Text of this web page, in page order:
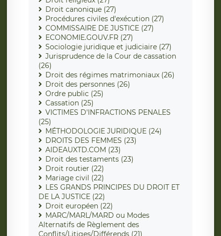
Droit canonique (27)
Procédures civiles d'exécution (27)
COMMISSAIRE DE JUSTICE (27)
ECONOMIE.GOUV.FR (27)
Sociologie juridique et judiciaire (27)
Jurisprudence de la Cour de cassation
(26)
Droit des régimes matrimoniaux (26)
Droit des personnes (26)
Ordre public (25)
Cassation (25)
VICTIMES D'INFRACTIONS PENALES
(25)
MÉTHODOLOGIE JURIDIQUE (24)
DROITS DES FEMMES (23)
AIDEAUXTD.COM (23)
Droit des testaments (23)
Droit routier (22)
Mariage civil (22)
LES GRANDS PRINCIPES DU DROIT ET
DE LA JUSTICE (22)
Droit européen (22)
MARC/MARL/MARD ou Modes
Alternatifs de Règlement des
Conflits/Litiges/Différends (21)